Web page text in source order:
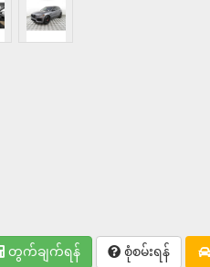
တွက်ချက်ရန် စုံစမ်းရန်